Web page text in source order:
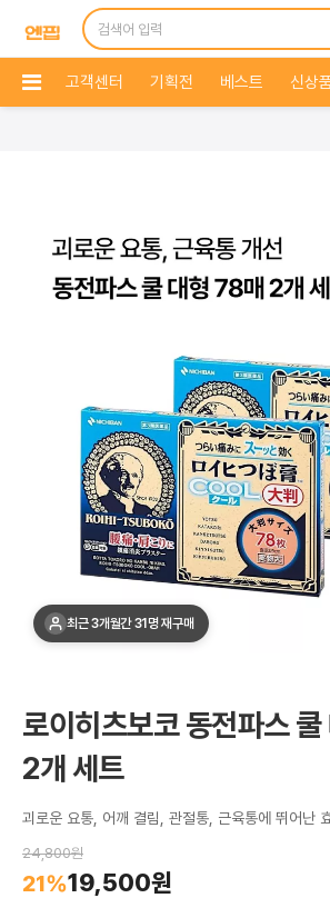
고객센터 기획전 베스트 신상
최근 3개월간 31명 재구매
로이히츠보코 동전파스
2개 세트
24,800원
21%19,500원